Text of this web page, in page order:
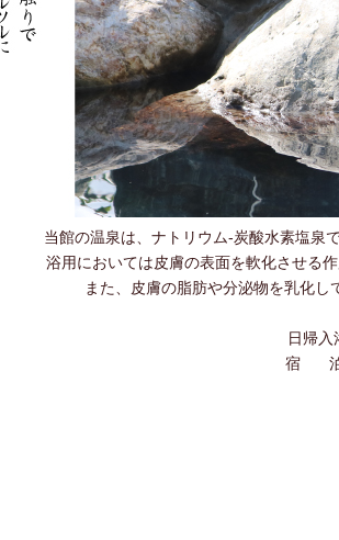
当館の温泉は、ナトリウム-炭酸水素塩泉
浴用においては皮膚の表面を軟化させる
また、皮膚の脂肪や分泌物を乳化し
日帰入浴： 7：00
宿 泊